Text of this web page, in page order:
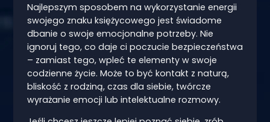
Najlepszym sposobem na wykorzystanie energii
swojego znaku księżycowego jest świadome
dbanie o swoje emocjonalne potrzeby. Nie
ignoruj tego, co daje ci poczucie bezpieczeństwa
– zamiast tego, wpleć te elementy w swoje
codzienne życie. Może to być kontakt z naturą,
bliskość z rodziną, czas dla siebie, twórcze
wyrażanie emocji lub intelektualne rozmowy.